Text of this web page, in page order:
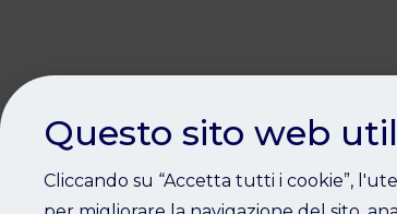
Questo sito web
Cliccando su “Accetta tutti i cookie”,